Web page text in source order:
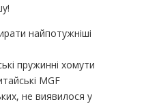
найпотужніші
пружинні хомути
MGF
не виявилося у